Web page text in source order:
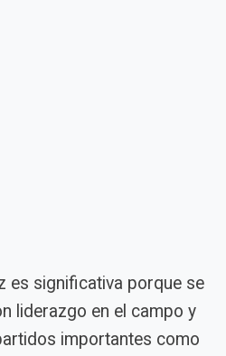
es significativa porque se
liderazgo en el campo y
importantes como